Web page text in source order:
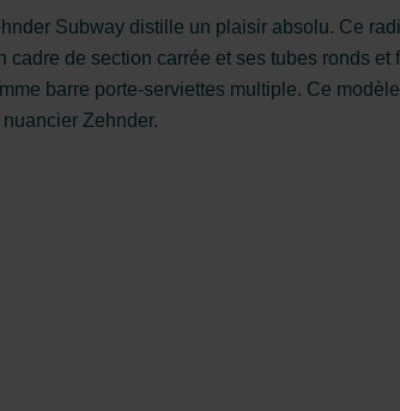
Subway distille un plaisir absolu. Ce
cadre de section carrée et ses tubes ronds
barre porte-serviettes multiple. Ce
Zehnder.